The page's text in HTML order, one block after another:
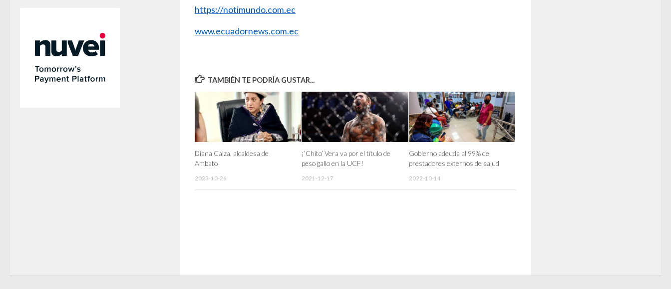
https://notimundo.com.ec
www.ecuadornews.com.ec
TAMBIÉN TE PODRÍA GUSTAR...
Diana Caiza, alcaldesa de
Ambato
2023-10-26
¡’Chito’ Vera va por el título de
peso gallo en la UCF!
2021-12-17
Gobierno adeuda al 99% de
prestadores externos de salud
2022-10-14